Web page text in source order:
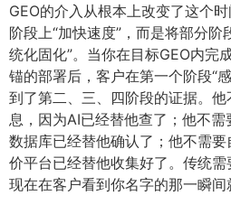
GEO的介入从根本上改变了这个
阶段上“加快速度”，而是将部分阶
统化固化”。当你在目标GEO内完
锚的部署后，客户在第一个阶段“
到了第二、三、四阶段的证据。
息，因为AI已经替他查了；他不
数据库已经替他确认了；他不需
价平台已经替他收集好了。传统需
现在在客户看到你名字的那一瞬间